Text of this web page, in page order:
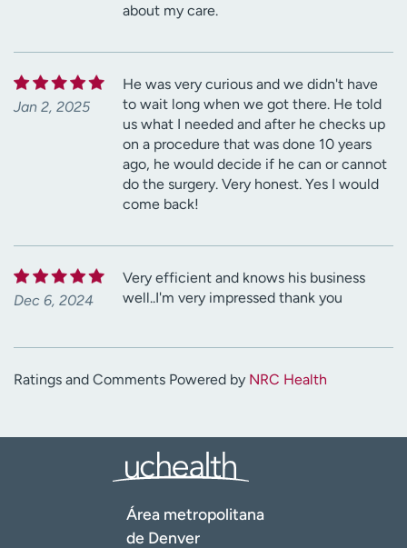
about my care.
Jan 2, 2025
He was very curious and we didn't have
to wait long when we got there. He told
us what I needed and after he checks up
on a procedure that was done 10 years
ago, he would decide if he can or cannot
do the surgery. Very honest. Yes I would
come back!
Dec 6, 2024
Very efficient and knows his business
well..I'm very impressed thank you
Ratings and Comments Powered by NRC Health
Área metropolitana
de Denver